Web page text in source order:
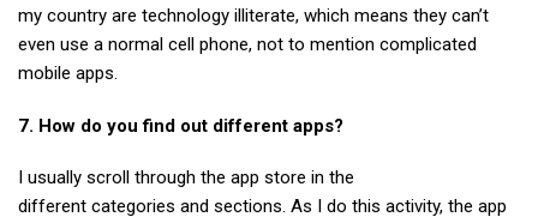
my country are technology illiterate, which means they can’t
even use a normal cell phone, not to mention complicated
mobile apps.
7. How do you find out different apps?
I usually scroll through the app store in the
different categories and sections. As I do this activity, the app